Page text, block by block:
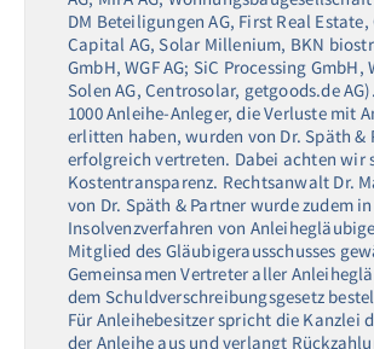
DM Beteiligungen AG, First Real
Capital AG, Solar Millenium, BKN
GmbH, WGF AG; SiC Processing GmbH,
Solen AG, Centrosolar, getgoods.de
1000 Anleihe-Anleger, die Verluste mit
erlitten haben, wurden von Dr. Späth &
erfolgreich vertreten. Dabei achten wir
Kostentransparenz. Rechtsanwalt Dr.
von Dr. Späth & Partner wurde zudem
Insolvenzverfahren von
Mitglied des Gläubigerausschusses
Gemeinsamen Vertreter aller
dem Schuldverschreibungsgesetz
Für Anleihebesitzer spricht die Kanzlei
der Anleihe aus und verlangt